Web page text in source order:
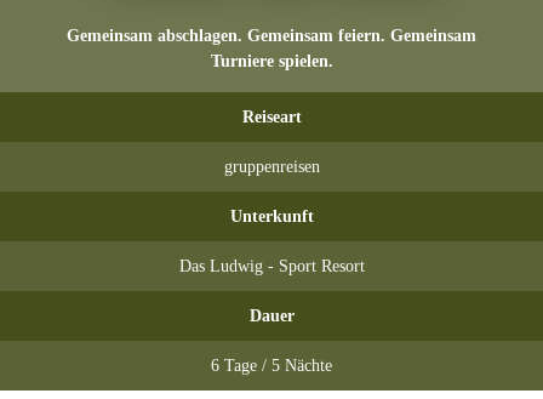
Gemeinsam abschlagen. Gemeinsam feiern. Gemeinsam
Turniere spielen.
Reiseart
gruppenreisen
Unterkunft
Das Ludwig - Sport Resort
Dauer
6 Tage / 5 Nächte